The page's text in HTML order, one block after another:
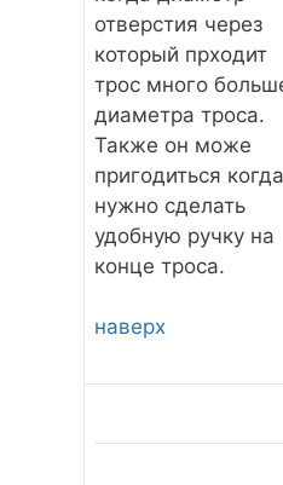
отверстия через
который прходит
трос много
диаметра троса.
Также он може
пригодиться когда
нужно сделать
удобную ручку на
конце троса.
наверх